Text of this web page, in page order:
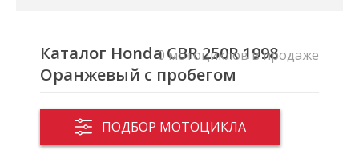
Каталог Honda CBR 250R 1998
Оранжевый с пробегом
ПОДБОР МОТОЦИКЛА
0 мотоциклов в продаже